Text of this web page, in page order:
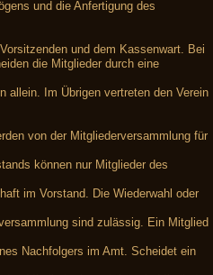
und die Anfertigung des
und dem Kassenwart. Bei
die Mitglieder durch eine
allein. Im Übrigen vertreten den Verein
von der Mitgliederversammlung für
können nur Mitglieder des
im Vorstand. Die Wiederwahl oder
sind zulässig. Ein Mitglied
Nachfolgers im Amt. Scheidet ein